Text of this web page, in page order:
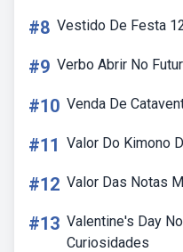
#8 Vestido De Festa
#9 Verbo Abrir No
#10 Venda De
#11 Valor Do Kimono
#12 Valor Das Notas
#13 Valentine's Day
Curiosidades